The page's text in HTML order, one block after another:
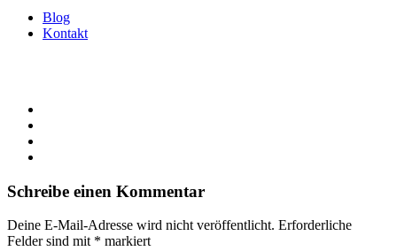
Blog
Kontakt
Schreibe einen Kommentar
Deine E-Mail-Adresse wird nicht veröffentlicht. Erforderliche
Felder sind mit * markiert